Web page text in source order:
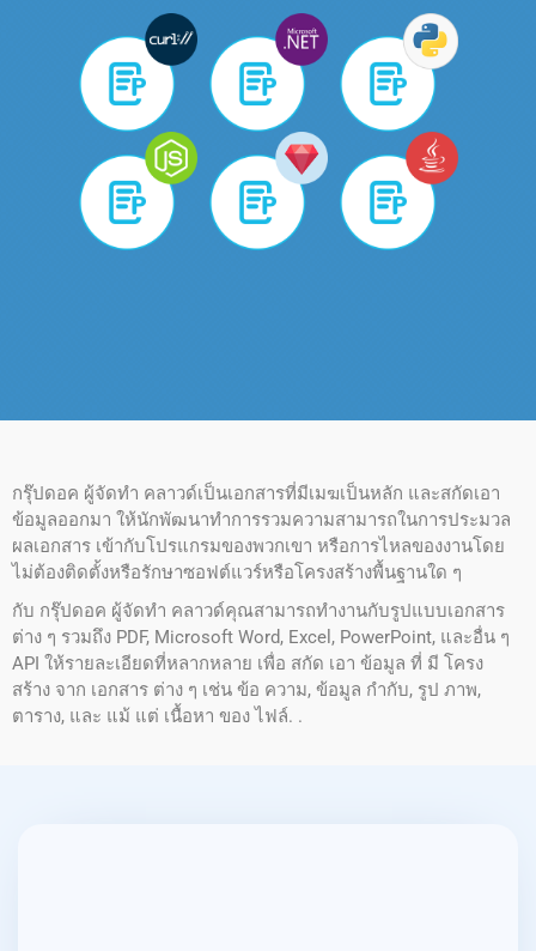
กรุ๊ปดอค ผู้จัดทํา คลาวด์เป็นเอกสารที่มีเมฆเป็นหลัก และสกัดเอา
ข้อมูลออกมา ให้นักพัฒนาทําการรวมความสามารถในการประมวล
ผลเอกสาร เข้ากับโปรแกรมของพวกเขา หรือการไหลของงานโดย
ไม่ต้องติดตั้งหรือรักษาซอฟต์แวร์หรือโครงสร้างพื้นฐานใด ๆ
กับ กรุ๊ปดอค ผู้จัดทํา คลาวด์คุณสามารถทํางานกับรูปแบบเอกสาร
ต่าง ๆ รวมถึง PDF, Microsoft Word, Excel, PowerPoint, และอื่น ๆ
API ให้รายละเอียดที่หลากหลาย เพื่อ สกัด เอา ข้อมูล ที่ มี โครง
สร้าง จาก เอกสาร ต่าง ๆ เช่น ข้อ ความ, ข้อมูล กํากับ, รูป ภาพ,
ตาราง, และ แม้ แต่ เนื้อหา ของ ไฟล์. .